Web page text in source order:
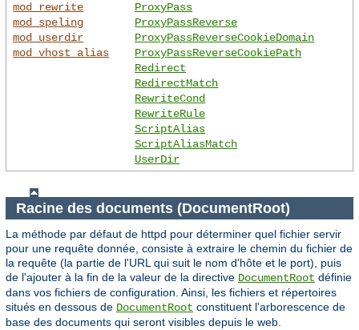
mod_rewrite
mod_speling
mod_userdir
mod_vhost_alias
ProxyPass
ProxyPassReverse
ProxyPassReverseCookieDomain
ProxyPassReverseCookiePath
Redirect
RedirectMatch
RewriteCond
RewriteRule
ScriptAlias
ScriptAliasMatch
UserDir
Racine des documents (DocumentRoot)
La méthode par défaut de httpd pour déterminer quel fichier servir
pour une requête donnée, consiste à extraire le chemin du fichier de
la requête (la partie de l'URL qui suit le nom d'hôte et le port), puis
de l'ajouter à la fin de la valeur de la directive DocumentRoot définie
dans vos fichiers de configuration. Ainsi, les fichiers et répertoires
situés en dessous de DocumentRoot constituent l'arborescence de
base des documents qui seront visibles depuis le web.